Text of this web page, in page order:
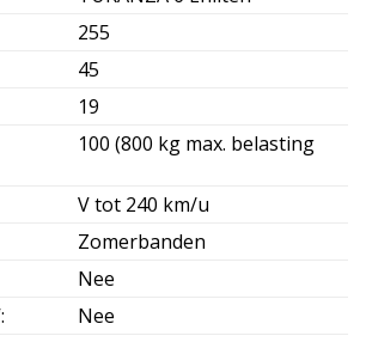
255
45
19
100 (800 kg max. belasting
V tot 240 km/u
Zomerbanden
Nee
:
Nee